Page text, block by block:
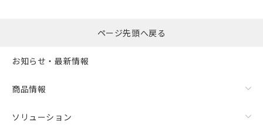
ページ先頭へ戻る
お知らせ・最新情報
商品情報
ソリューション